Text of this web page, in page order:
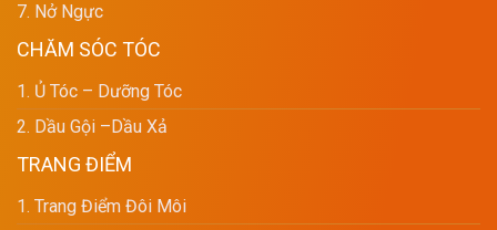
7. Nở Ngực
CHĂM SÓC TÓC
1. Ủ Tóc – Dưỡng Tóc
2. Dầu Gội –dầu Xả
TRANG ĐIỂM
1. Trang Điểm Đôi Môi